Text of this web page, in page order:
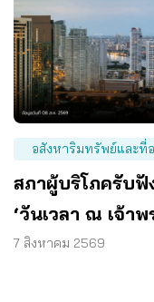
อสังหาริมทรัพย์และที่
สภาผู้บริโภครับฟั
‘วันเวลา ณ เจ้า
มีถนน 6 ม. รอบอ
7 สิงหาคม 2569